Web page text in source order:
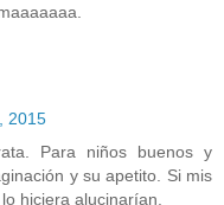
2015
Para niños buenos y
y su apetito. Si mis
hiciera alucinarían.